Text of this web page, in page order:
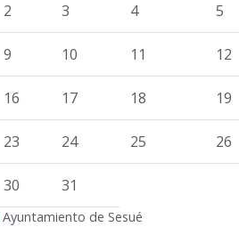
2 3 4 5
9 10 11 12
16 17 18 19
23 24 25 26
30 31
Ayuntamiento de Sesué